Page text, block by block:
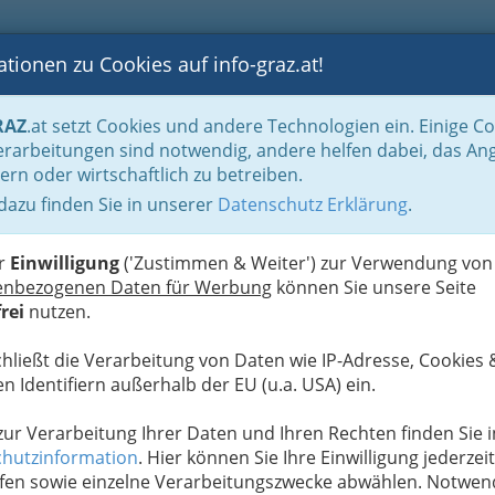
BLOGS FOTOS GASTRONOMIE BRANCHEN
zu Cookies auf info-graz.at!
.at setzt Cookies und andere Technologien ein. Einige
sind notwendig, andere helfen dabei, das
oder wirtschaftlich zu betreiben.
finden Sie in unserer Datenschutz Erklärung.
Einwilligung('Zustimmen & Weiter') zur Verwendung von
Daten für Werbung können Sie unsere Seite
nutzen.
die Verarbeitung von Daten wie IP-Adresse, Cookies
Identifiern außerhalb der EU (u.a. USA) ein.
Verarbeitung Ihrer Daten und Ihren Rechten finden Sie
. Hier können Sie Ihre Einwilligung jederzeit
sowie einzelne Verarbeitungszwecke abwählen.
Handel in Graz Spezielles Einkaufen und Schenken Viehhandel und